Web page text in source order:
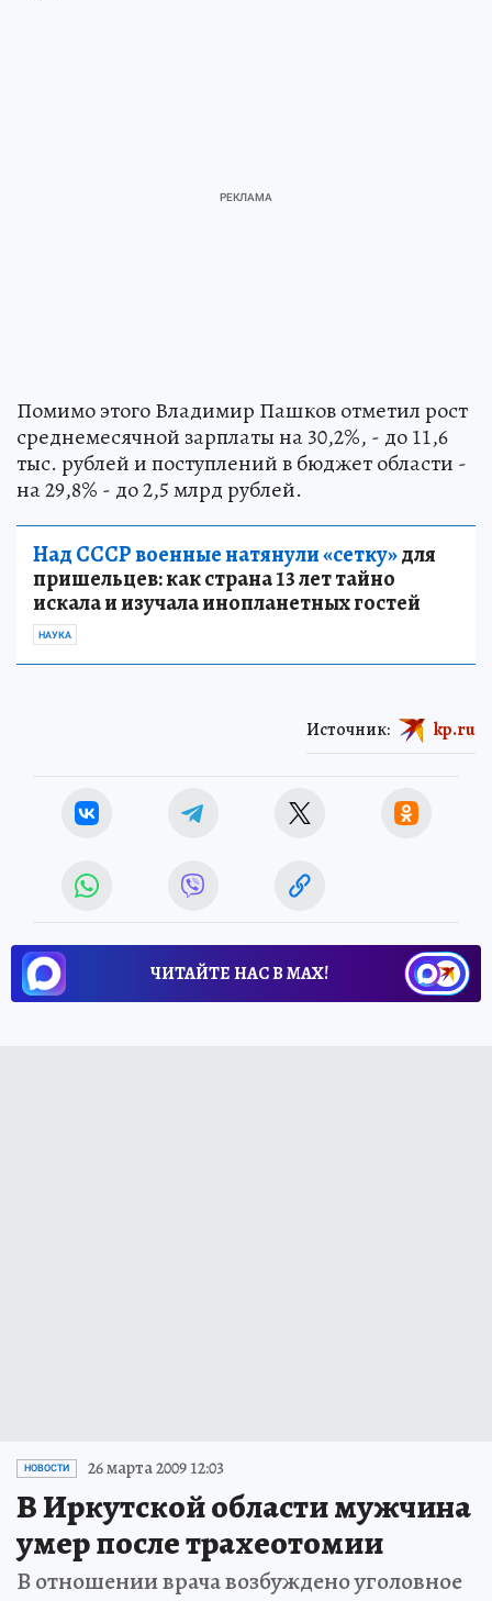
Помимо этого Владимир Пашков отметил рост
среднемесячной зарплаты на 30,2%, - до 11,6
тыс. рублей и поступлений в бюджет области -
на 29,8% - до 2,5 млрд рублей.
Над СССР военные натянули «сетку»для
пришельцев: как страна 13 лет тайно
искала и изучала инопланетных гостей
НАУКА
Источник: kp.ru
ЧИТАЙТЕ НАС В МАХ!
НОВОСТИ 26 марта 2009 12:03
В Иркутской области мужчина
умер после трахеотомии
В отношении врача возбуждено уголовное